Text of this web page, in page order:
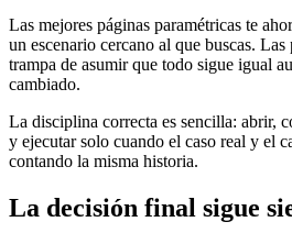
Las mejores páginas paramétricas te
un escenario cercano al que buscas. Las
trampa de asumir que todo sigue igual
cambiado.
La disciplina correcta es sencilla: abrir,
y ejecutar solo cuando el caso real y el
contando la misma historia.
La decisión final sigue